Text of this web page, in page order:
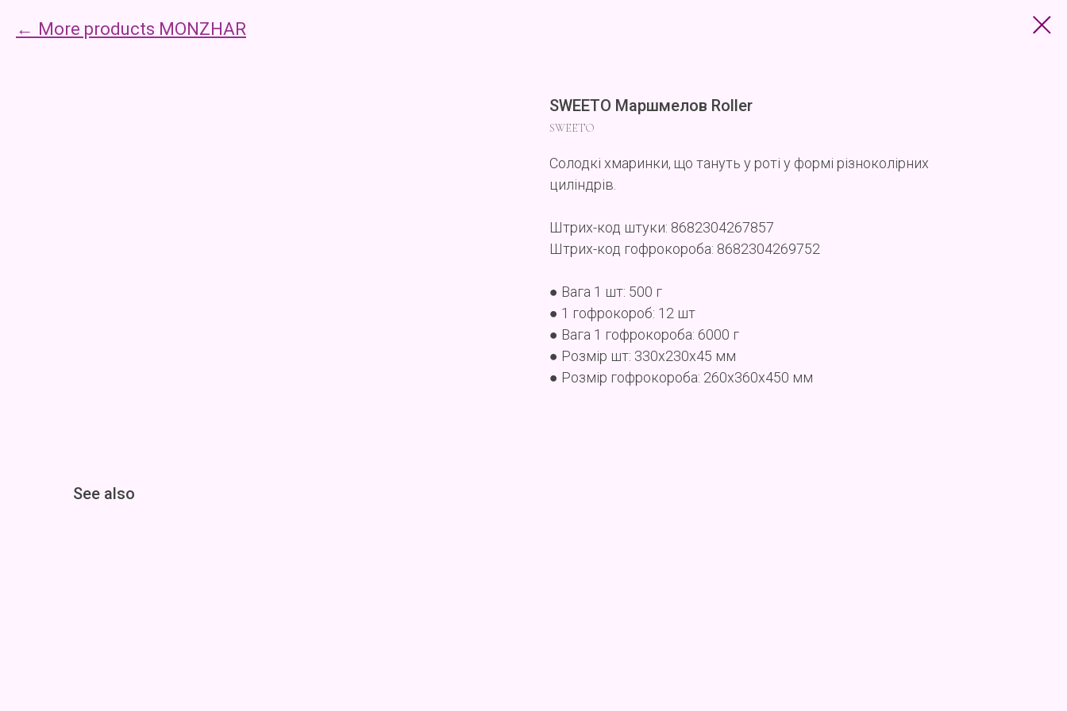
More products MONZHAR
SWEETO Маршмелов Roller
SWEETO
Солодкі хмаринки, що тануть у роті у формі різноколірних
циліндрів.
Штрих-код штуки: 8682304267857
Штрих-код гофрокороба: 8682304269752
● Вага 1 шт: 500 г
● 1 гофрокороб: 12 шт
● Вага 1 гофрокороба: 6000 г
● Розмір шт: 330x230x45 мм
● Розмір гофрокороба: 260x360x450 мм
See also